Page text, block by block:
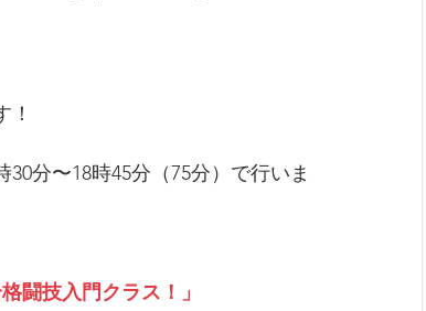
！
分〜18時45分（75分）で行いま
闘技入門クラス！」